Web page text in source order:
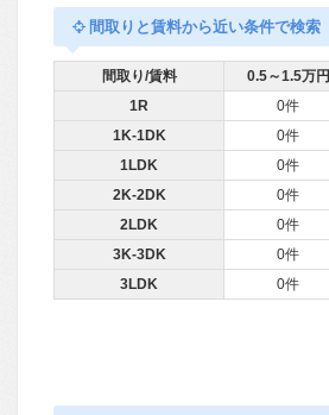
間取りと賃料から近い条件で検索
間取り/賃料 0.5～1.5万円
1R
0件
1K-1DK
0件
1LDK
0件
2K-2DK
0件
2LDK
0件
3K-3DK
0件
3LDK
0件